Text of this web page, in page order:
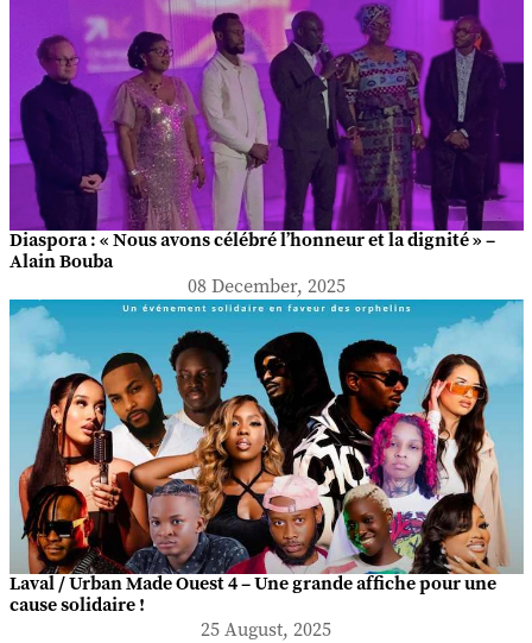
Diaspora : « Nous avons célébré l’honneur et la dignité » –
Alain Bouba
08 December, 2025
Laval / Urban Made Ouest 4 – Une grande affiche pour une
cause solidaire !
25 August, 2025